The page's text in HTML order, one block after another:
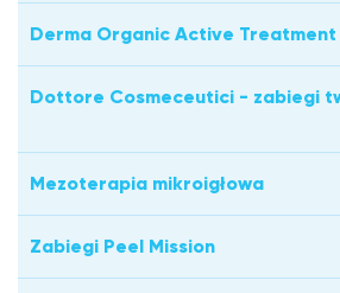
Derma Organic Active Treatment
Dottore Cosmeceutici - zabiegi
Mezoterapia mikroigłowa
Zabiegi Peel Mission